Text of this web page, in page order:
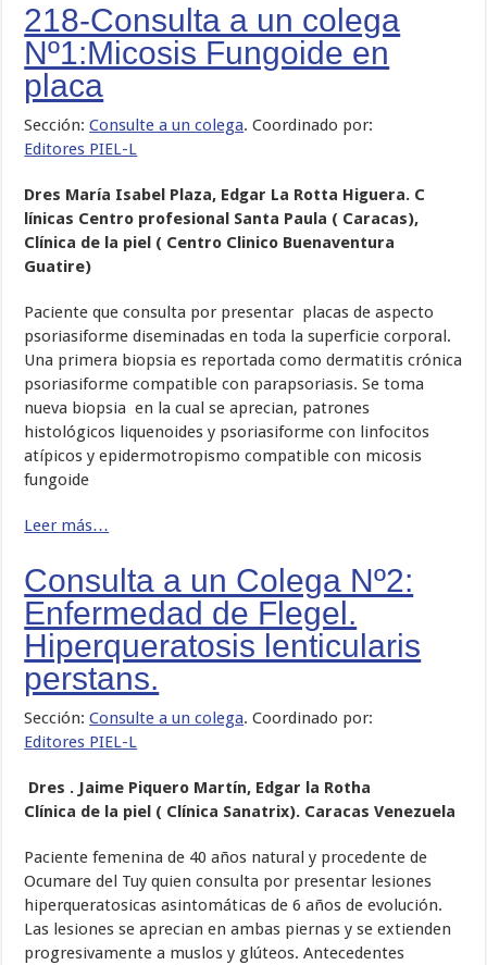
218-Consulta a un colega
Nº1:Micosis Fungoide en
placa
Sección:Consulte a un colega. Coordinado por:
Editores PIEL-L
Dres María Isabel Plaza, Edgar La Rotta Higuera. C
línicas Centro profesional Santa Paula ( Caracas),
Clínica de la piel ( Centro Clinico Buenaventura
Guatire)
Paciente que consulta por presentar placas de aspecto
psoriasiforme diseminadas en toda la superficie corporal.
Una primera biopsia es reportada como dermatitis crónica
psoriasiforme compatible con parapsoriasis. Se toma
nueva biopsia en la cual se aprecian, patrones
histológicos liquenoides y psoriasiforme con linfocitos
atípicos y epidermotropismo compatible con micosis
fungoide
Leer más…
Consulta a un Colega Nº2:
Enfermedad de Flegel.
Hiperqueratosis lenticularis
perstans.
Sección:Consulte a un colega. Coordinado por:
Editores PIEL-L
Dres . Jaime Piquero Martín, Edgar la Rotha
Clínica de la piel ( Clínica Sanatrix). Caracas Venezuela
Paciente femenina de 40 años natural y procedente de
Ocumare del Tuy quien consulta por presentar lesiones
hiperqueratosicas asintomáticas de 6 años de evolución.
Las lesiones se aprecian en ambas piernas y se extienden
progresivamente a muslos y glúteos. Antecedentes